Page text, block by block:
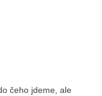
čeho jdeme, ale